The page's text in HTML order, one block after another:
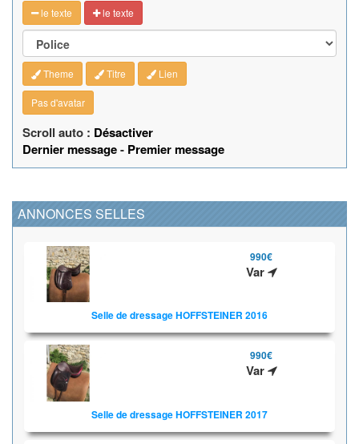
le texte le texte
Theme Titre Lien
Pas d'avatar
Scroll auto : Désactiver
Dernier message- Premier message
ANNONCES SELLES
990€
Var
Selle de dressage HOFFSTEINER 2016
990€
Var
Selle de dressage HOFFSTEINER 2017